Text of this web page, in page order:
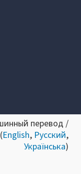
перевод /
English, Русский,
Українська)